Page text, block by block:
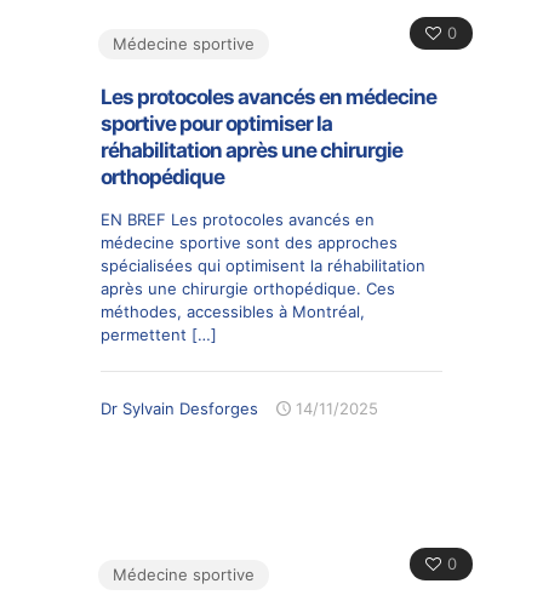
0
Médecine sportive
Les protocoles avancés en médecine
sportive pour optimiser la
réhabilitation après une chirurgie
orthopédique
EN BREF Les protocoles avancés en
médecine sportive sont des approches
spécialisées qui optimisent la réhabilitation
après une chirurgie orthopédique. Ces
méthodes, accessibles à Montréal,
permettent […]
Dr Sylvain Desforges 14/11/2025
0
Médecine sportive